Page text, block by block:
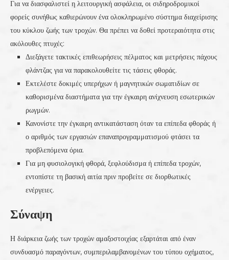
Για να διασφαλιστεί η λειτουργική ασφάλεια, οι σιδηροδρομικοί
φορείς συνήθως καθιερώνουν ένα ολοκληρωμένο σύστημα διαχείρισης
του κύκλου ζωής των τροχών. Θα πρέπει να δοθεί προτεραιότητα στις
ακόλουθες πτυχές:
Διεξάγετε τακτικές επιθεωρήσεις πέλματος και μετρήσεις πάχους
φλάντζας για να παρακολουθείτε τις τάσεις φθοράς.
Εκτελέστε δοκιμές υπερήχων ή μαγνητικών σωματιδίων σε
καθορισμένα διαστήματα για την έγκαιρη ανίχνευση εσωτερικών
ρωγμών.
Κανονίστε την έγκαιρη αντικατάσταση όταν τα επίπεδα φθοράς ή
ο αριθμός των εργασιών επαναπρογραμματισμού φτάσει τα
προβλεπόμενα όρια.
Για μη φυσιολογική φθορά, ξεφλούδισμα ή επίπεδα τροχών,
εντοπίστε τη βασική αιτία πριν προβείτε σε διορθωτικές
ενέργειες.
Σύναψη
Η διάρκεια ζωής των τροχών αμαξοστοιχίας εξαρτάται από έναν
συνδυασμό παραγόντων, συμπεριλαμβανομένων του τύπου οχήματος,